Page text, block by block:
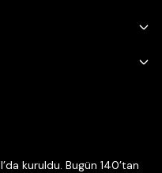
kuruldu. Bugün 140’tan